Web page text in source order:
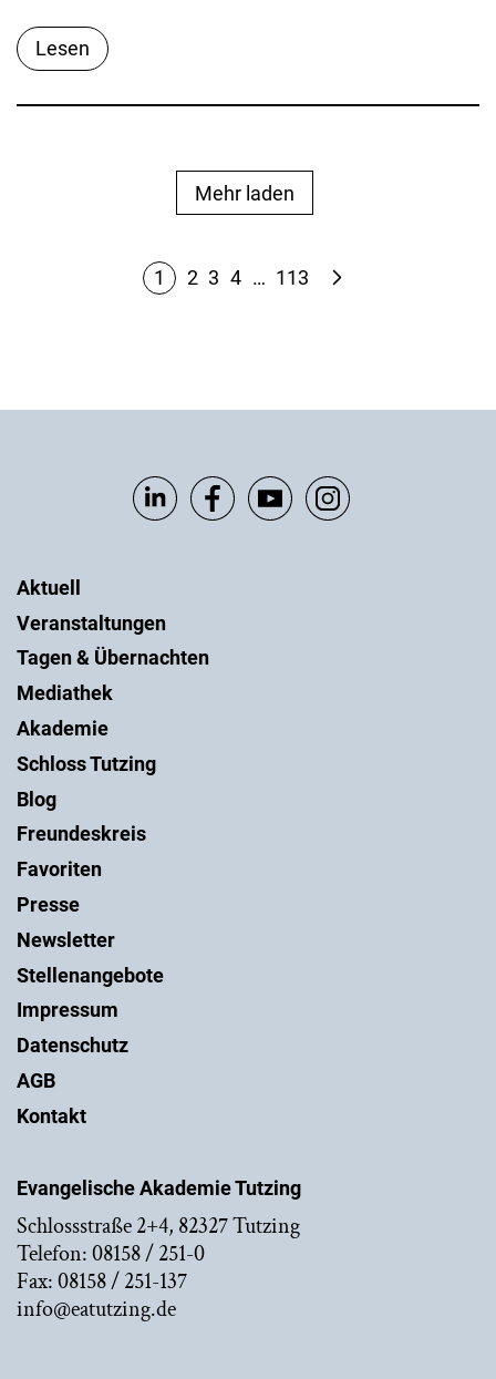
Lesen
Mehr laden
1 2 3 4 … 113
Evangelische Akademie Tutzing
Schlossstraße 2+4, 82327 Tutzing
Telefon: 08158 / 251-0
Fax: 08158 / 251-137
info@eatutzing.de
Aktuell
Veranstaltungen
Tagen & Übernachten
Mediathek
Akademie
Schloss Tutzing
Blog
Freundeskreis
Favoriten
Presse
Newsletter
Stellenangebote
Impressum
Datenschutz
AGB
Kontakt